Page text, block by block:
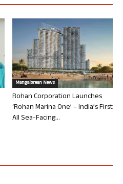
Mangalorean News
Rohan Corporation Launches
‘Rohan Marina One’ – India’s First
All Sea-Facing...